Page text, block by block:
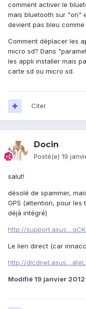
comment activer le
mais bluetooth sur "on"
devient pas bleu
Comment déplacer les
micro sd? Dans
les appli installer mais
carte sd ou micro sd.
Citer
Docin
Posté(e) 19
salut!
désolé de spammer,
GPS (attention, pour
déjà intégré)
http://
Le lien direct (car
http://
Modifié 19 janvier 2012